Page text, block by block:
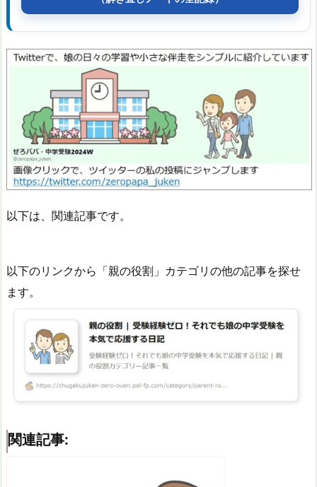
以下は、関連記事です。
以下のリンクから「親の役割」カテゴリの他の記事を探せ
ます。
関連記事: